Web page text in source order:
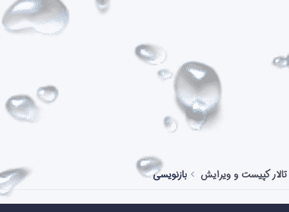
تالار کپیست و ویرایش بازنویسی